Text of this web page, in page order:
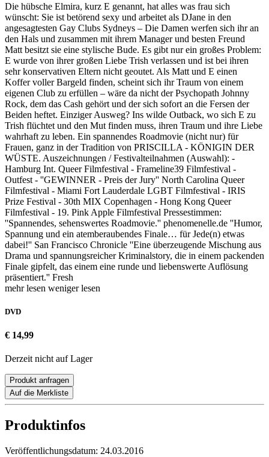
Die hübsche Elmira, kurz E genannt, hat alles was frau sich
wünscht: Sie ist betörend sexy und arbeitet als DJane in den
angesagtesten Gay Clubs Sydneys – Die Damen werfen sich ihr an
den Hals und zusammen mit ihrem Manager und besten Freund
Matt besitzt sie eine stylische Bude. Es gibt nur ein großes Problem:
E wurde von ihrer großen Liebe Trish verlassen und ist bei ihren
sehr konservativen Eltern nicht geoutet. Als Matt und E einen
Koffer voller Bargeld finden, scheint sich ihr Traum von einem
eigenen Club zu erfüllen – wäre da nicht der Psychopath Johnny
Rock, dem das Cash gehört und der sich sofort an die Fersen der
Beiden heftet. Einziger Ausweg? Ins wilde Outback, wo sich E zu
Trish flüchtet und den Mut finden muss, ihren Traum und ihre Liebe
wahrhaft zu leben. Ein spannendes Roadmovie (nicht nur) für
Frauen, ganz in der Tradition von PRISCILLA - KÖNIGIN DER
WÜSTE. Auszeichnungen / Festivalteilnahmen (Auswahl): -
Hamburg Int. Queer Filmfestival - Frameline39 Filmfestival -
Outfest - ''GEWINNER - Preis der Jury'' North Carolina Queer
Filmfestival - Miami Fort Lauderdale LGBT Filmfestival - IRIS
Prize Festival - 30th MIX Copenhagen - Hong Kong Queer
Filmfestival - 19. Pink Apple Filmfestival Pressestimmen:
''Spannendes, sehenswertes Roadmovie.'' phenomenelle.de ''Humor,
Spannung und ein atemberaubendes Finale… für Jede(n) etwas
dabei!'' San Francisco Chronicle ''Eine überzeugende Mischung aus
Drama und spannungsreicher Kriminalstory, die in einem packenden
Finale gipfelt, das einem eine runde und liebenswerte Auflösung
präsentiert.'' Fresh
mehr lesen weniger lesen
DVD
€ 14,99
Derzeit nicht auf Lager
Produkt anfragen
Auf die Merkliste
Produktinfos
Veröffentlichungsdatum: 24.03.2016